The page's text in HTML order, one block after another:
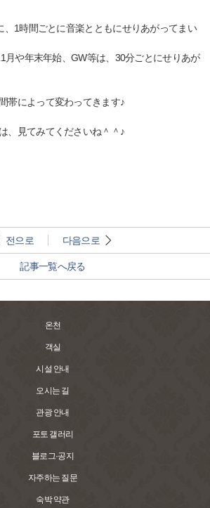
、1時間ごとに音楽とともにせりあがってまい
月や年末年始、GW等は、30分ごとにせりあが
帯によって変わってきます♪
、見てみてくださいね＾＾♪
전으로 다음으로
記事一覧へ戻る
온천
객실
시설 안내
오시는 길
관광 안내
포토 갤러리
블로그·공지
자주하는 질문
숙박 약관